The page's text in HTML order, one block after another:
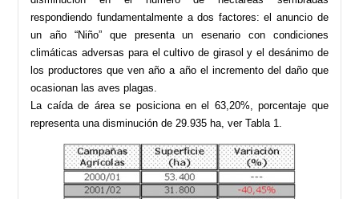
respondiendo fundamentalmente a dos factores: el anuncio de
un año “Niño” que presenta un esenario con condiciones
climáticas adversas para el cultivo de girasol y el desánimo de
los productores que ven año a año el incremento del daño que
ocasionan las aves plagas.
La caída de área se posiciona en el 63,20%, porcentaje que
representa una disminución de 29.935 ha, ver Tabla 1.